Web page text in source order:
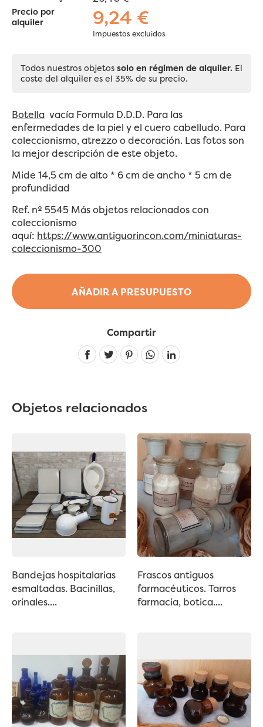
AÑADIR A PRESUPUESTO
Precio por
alquiler
9,24 €
Impuestos excluidos
Todos nuestros objetos solo en régimen de alquiler. El
coste del alquiler es el 35% de su precio.
Botella vacía Formula D.D.D. Para las
enfermedades de la piel y el cuero cabelludo. Para
coleccionismo, atrezzo o decoración. Las fotos son
la mejor descripción de este objeto.
Mide 14,5 cm de alto * 6 cm de ancho * 5 cm de
profundidad
Ref. nº 5545 Más objetos relacionados con
coleccionismo
aquí: https://www.antiguorincon.com/miniaturas-
coleccionismo-300
Compartir
Linkedin
Objetos relacionados
Bandejas hospitalarias
esmaltadas. Bacinillas,
orinales....
Frascos antiguos
farmacéuticos. Tarros
farmacia, botica....